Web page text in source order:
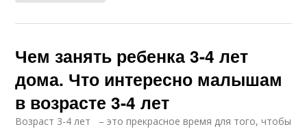
Чем занять ребенка 3-4 лет
дома. Что интересно малышам
в возрасте 3-4 лет
Возраст 3-4 лет – это прекрасное время для того, чтобы